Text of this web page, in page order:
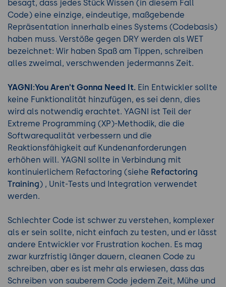
besagt, dass jedes Stück Wissen (in diesem Fall
Code) eine einzige, eindeutige, maßgebende
Repräsentation innerhalb eines Systems (Codebasis)
haben muss. Verstöße gegen DRY werden als WET
bezeichnet: Wir haben Spaß am Tippen, schreiben
alles zweimal, verschwenden jedermanns Zeit.
YAGNI:You Aren't Gonna Need It. Ein Entwickler sollte
keine Funktionalität hinzufügen, es sei denn, dies
wird als notwendig erachtet. YAGNI ist Teil der
Extreme Programming (XP)-Methodik, die die
Softwarequalität verbessern und die
Reaktionsfähigkeit auf Kundenanforderungen
erhöhen will. YAGNI sollte in Verbindung mit
kontinuierlichem Refactoring (siehe Refactoring
Training) , Unit-Tests und Integration verwendet
werden.
Schlechter Code ist schwer zu verstehen, komplexer
als er sein sollte, nicht einfach zu testen, und er lässt
andere Entwickler vor Frustration kochen. Es mag
zwar kurzfristig länger dauern, cleanen Code zu
schreiben, aber es ist mehr als erwiesen, dass das
Schreiben von sauberem Code jedem Zeit, Mühe und